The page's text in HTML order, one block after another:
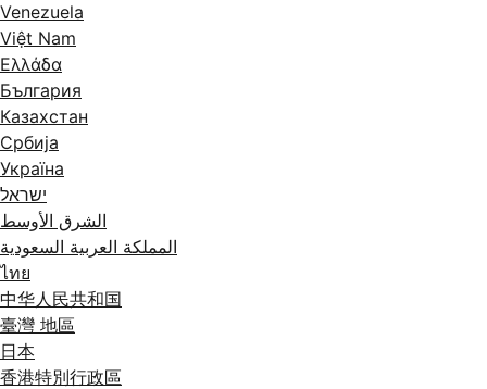
Venezuela
Việt Nam
Ελλάδα
България
Казахстан
Србија
Україна
ישראל
الشرق الأوسط
المملكة العربية السعودية
ไทย
中华人民共和国
臺灣 地區
日本
香港特別行政區